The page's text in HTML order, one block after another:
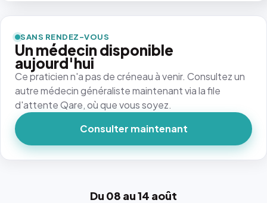
Du 08 au 14 août
SANS RENDEZ-VOUS
Un médecin disponible
aujourd'hui
Ce praticien n'a pas de créneau à venir. Consultez un
autre médecin généraliste maintenant via la file
d'attente Qare, où que vous soyez.
Consulter maintenant